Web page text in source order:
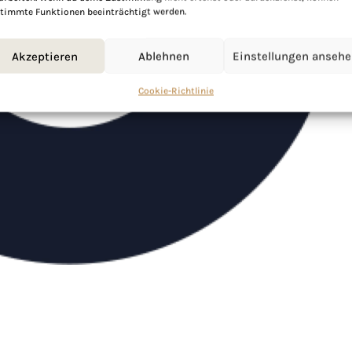
Funktionen beeinträchtigt werden.
Akzeptieren Ablehnen Einstellungen
Cookie-Richtlinie